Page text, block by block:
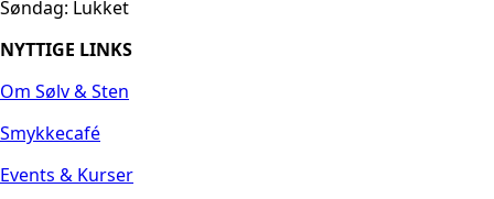
Søndag: Lukket
NYTTIGE LINKS
Om Sølv & Sten
Smykkecafé
Events & Kurser